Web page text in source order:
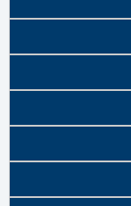
アイボリ
EK120kg/段アング
EK120kg/段アング
新セ
軽中量150kg/段 商
部材仕様図
EK200kg/段 商品
部材仕様図
アイボリ
EK300kg/段 商品
アイボリ